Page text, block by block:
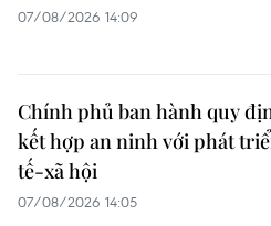
07/08/2026 14:09
Chính phủ ban hành quy
kết hợp an ninh với phát
tế-xã hội
07/08/2026 14:05